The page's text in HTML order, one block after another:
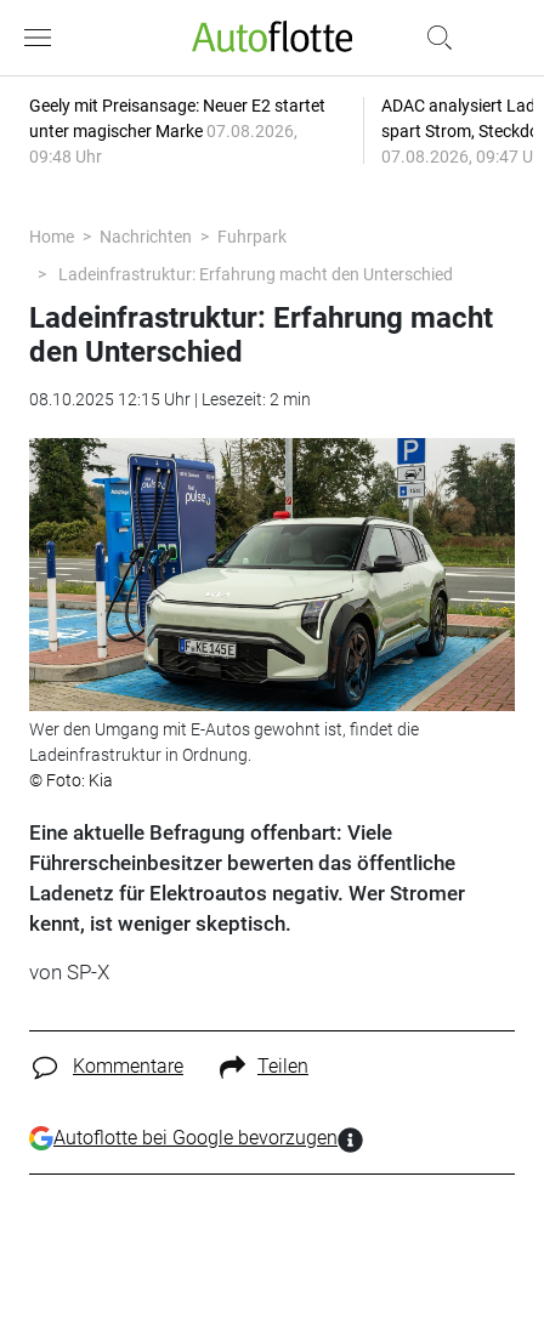
Geely mit Preisansage: Neuer E2 startet
unter magischer Marke 07.08.2026,
09:48 Uhr
ADAC analysiert
spart Strom,
07.08.2026, 09:47
Home Nachrichten
Fuhrpark
Ladeinfrastruktur: Erfahrung macht den Unterschied
Ladeinfrastruktur: Erfahrung macht
den Unterschied
08.10.2025 12:15 Uhr | Lesezeit: 2 min
Wer den Umgang mit E-Autos gewohnt ist, findet die
Ladeinfrastruktur in Ordnung.
© Foto: Kia
Eine aktuelle Befragung offenbart: Viele
Führerscheinbesitzer bewerten das öffentliche
Ladenetz für Elektroautos negativ. Wer Stromer
kennt, ist weniger skeptisch.
von SP-X
Kommentare Teilen
Autoflotte bei Google bevorzugen